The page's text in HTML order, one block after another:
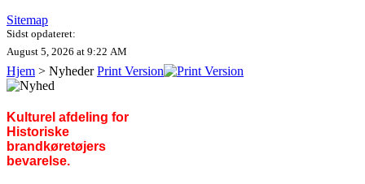
Sitemap
Sidst opdateret:
August 5, 2026 at 9:22 AM
Hjem > Nyheder Print Version
Kulturel afdeling for
Historiske
brandkøretøjers
bevarelse.